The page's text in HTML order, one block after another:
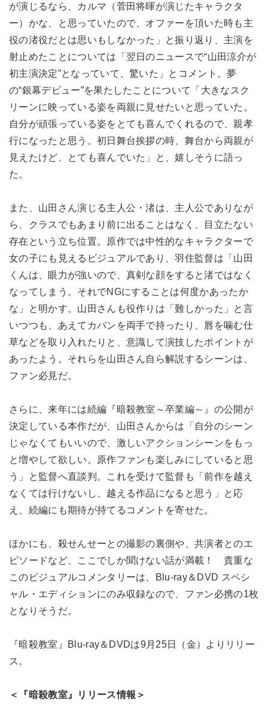
が演じるなら、カルマ（菅田将暉が演じたキャラクタ
ー）かな、と思っていたので、オファーを頂いた時も主
役の渚役だとは思いもしなかった」と振り返り、主演を
射止めたことについては「翌日のニュースで“山田涼介が
初主演決定”となっていて、驚いた」とコメント。夢
の“銀幕デビュー”を果たしたことについて「大きなスク
リーンに映っている姿を両親に見せたいと思っていた。
自分が頑張っている姿をとても喜んでくれるので、親孝
行になったと思う。初日舞台挨拶の時、舞台から両親が
見えたけど、とても喜んでいた」と、嬉しそうに語っ
た。
また、山田さん演じる主人公・渚は、主人公でありなが
ら、クラスでもあまり前に出ることはなく、目立たない
存在という立ち位置。原作では中性的なキャラクターで
女の子にも見えるビジュアルであり、羽住監督は「山田
くんは、眼力が強いので、真剣な顔をすると渚ではなく
なってしまう。それでNGにすることは何度かあったか
な」と明かす。山田さんも役作りは「難しかった」と言
いつつも、あえてカバンを両手で持ったり、唇を噛む仕
草などを取り入れたりと、意識して演技したポイントが
あったよう。それらを山田さん自ら解説するシーンは、
ファン必見だ。
さらに、来年には続編『暗殺教室～卒業編～』の公開が
決定している本作だが、山田さんからは「自分のシーン
じゃなくてもいいので、激しいアクションシーンをもっ
と増やして欲しい。原作ファンも楽しみにしていると思
う」と監督へ直談判。これを受けて監督も「前作を越え
なくては行けないし、越える作品になると思う」と応
え、続編にも期待が持てるコメントを寄せた。
ほかにも、殺せんせーとの撮影の裏側や、共演者とのエ
ピソードなど、ここでしか聞けない話が満載！ 貴重な
このビジュアルコメンタリーは、Blu-ray＆DVD スペシ
ャル・エディションにのみ収録なので、ファン必携の1枚
となりそうだ。
『暗殺教室』Blu-ray＆DVDは9月25日（金）よりリリー
ス。
＜『暗殺教室』リリース情報＞